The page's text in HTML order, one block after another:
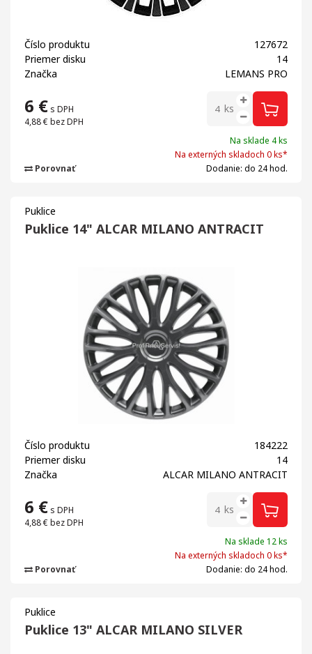
Číslo produktu
127672
Priemer disku
14
Značka
LEMANS PRO
6 € s DPH
4,88 € bez DPH
ks
Na sklade 4 ks
Na externých skladoch 0 ks*
Dodanie: do 24 hod.
Porovnať
Puklice
Puklice 14" ALCAR MILANO ANTRACIT
Číslo produktu
184222
Priemer disku
14
Značka
ALCAR MILANO ANTRACIT
6 € s DPH
4,88 € bez DPH
ks
Na sklade 12 ks
Na externých skladoch 0 ks*
Dodanie: do 24 hod.
Porovnať
Puklice
Puklice 13" ALCAR MILANO SILVER